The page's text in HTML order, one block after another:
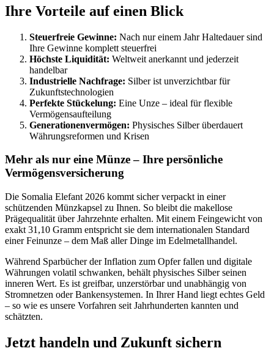
Ihre Vorteile auf einen Blick
Steuerfreie Gewinne: Nach nur einem Jahr Haltedauer sind
Ihre Gewinne komplett steuerfrei
Höchste Liquidität: Weltweit anerkannt und jederzeit
handelbar
Industrielle Nachfrage: Silber ist unverzichtbar für
Zukunftstechnologien
Perfekte Stückelung: Eine Unze – ideal für flexible
Vermögensaufteilung
Generationenvermögen: Physisches Silber überdauert
Währungsreformen und Krisen
Mehr als nur eine Münze – Ihre persönliche
Vermögensversicherung
Die Somalia Elefant 2026 kommt sicher verpackt in einer
schützenden Münzkapsel zu Ihnen. So bleibt die makellose
Prägequalität über Jahrzehnte erhalten. Mit einem Feingewicht von
exakt 31,10 Gramm entspricht sie dem internationalen Standard
einer Feinunze – dem Maß aller Dinge im Edelmetallhandel.
Während Sparbücher der Inflation zum Opfer fallen und digitale
Währungen volatil schwanken, behält physisches Silber seinen
inneren Wert. Es ist greifbar, unzerstörbar und unabhängig von
Stromnetzen oder Bankensystemen. In Ihrer Hand liegt echtes Geld
– so wie es unsere Vorfahren seit Jahrhunderten kannten und
schätzten.
Jetzt handeln und Zukunft sichern